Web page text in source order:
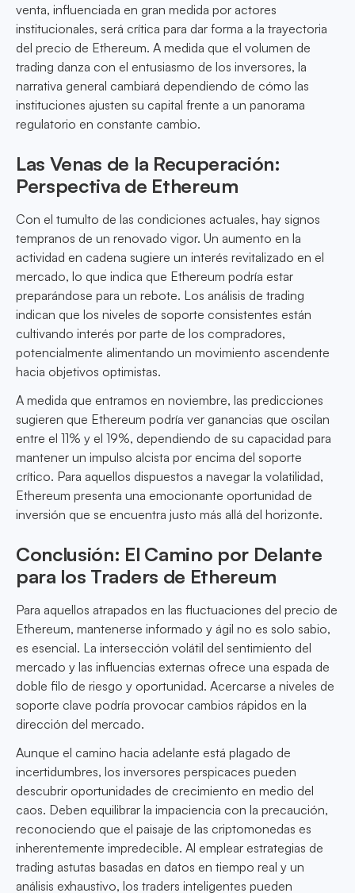
venta, influenciada en gran medida por actores
institucionales, será crítica para dar forma a la trayectoria
del precio de Ethereum. A medida que el volumen de
trading danza con el entusiasmo de los inversores, la
narrativa general cambiará dependiendo de cómo las
instituciones ajusten su capital frente a un panorama
regulatorio en constante cambio.
Las Venas de la Recuperación:
Perspectiva de Ethereum
Con el tumulto de las condiciones actuales, hay signos
tempranos de un renovado vigor. Un aumento en la
actividad en cadena sugiere un interés revitalizado en el
mercado, lo que indica que Ethereum podría estar
preparándose para un rebote. Los análisis de trading
indican que los niveles de soporte consistentes están
cultivando interés por parte de los compradores,
potencialmente alimentando un movimiento ascendente
hacia objetivos optimistas.
A medida que entramos en noviembre, las predicciones
sugieren que Ethereum podría ver ganancias que oscilan
entre el 11% y el 19%, dependiendo de su capacidad para
mantener un impulso alcista por encima del soporte
crítico. Para aquellos dispuestos a navegar la volatilidad,
Ethereum presenta una emocionante oportunidad de
inversión que se encuentra justo más allá del horizonte.
Conclusión: El Camino por Delante
para los Traders de Ethereum
Para aquellos atrapados en las fluctuaciones del precio de
Ethereum, mantenerse informado y ágil no es solo sabio,
es esencial. La intersección volátil del sentimiento del
mercado y las influencias externas ofrece una espada de
doble filo de riesgo y oportunidad. Acercarse a niveles de
soporte clave podría provocar cambios rápidos en la
dirección del mercado.
Aunque el camino hacia adelante está plagado de
incertidumbres, los inversores perspicaces pueden
descubrir oportunidades de crecimiento en medio del
caos. Deben equilibrar la impaciencia con la precaución,
reconociendo que el paisaje de las criptomonedas es
inherentemente impredecible. Al emplear estrategias de
trading astutas basadas en datos en tiempo real y un
análisis exhaustivo, los traders inteligentes pueden